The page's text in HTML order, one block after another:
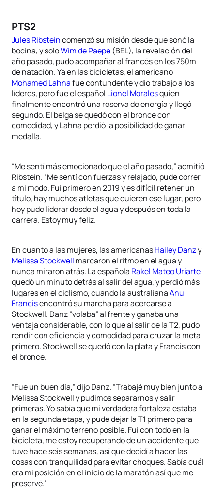
PTS2
Jules Ribsteincomenzó su misión desde que sonó la
bocina, y soloWim de Paepe (BEL), la revelación del
año pasado, pudo acompañar al francés en los 750m
de natación. Ya en las bicicletas, el americano
Mohamed Lahnafue contundente y dio trabajo a los
líderes, pero fue el español Lionel Moralesquien
finalmente encontró una reserva de energía y llegó
segundo. El belga se quedó con el bronce con
comodidad, y Lahna perdió la posibilidad de ganar
medalla.
“Me sentí más emocionado que el año pasado,” admitió
Ribstein. “Me sentí con fuerzas y relajado, pude correr
a mi modo. Fui primero en 2019 y es difícil retener un
título, hay muchos atletas que quieren ese lugar, pero
hoy pude liderar desde el agua y después en toda la
carrera. Estoy muy feliz.
En cuanto a las mujeres, las americanasHailey Danzy
Melissa Stockwell marcaron el ritmo en el agua y
nunca miraron atrás. La española Rakel Mateo Uriarte
quedó un minuto detrás al salir del agua, y perdió más
lugares en el ciclismo, cuando la australianaAnu
Francisencontró su marcha para acercarse a
Stockwell. Danz “volaba” al frente y ganaba una
ventaja considerable, con lo que al salir de la T2, pudo
rendir con eficiencia y comodidad para cruzar la meta
primero. Stockwell se quedó con la plata y Francis con
el bronce.
“Fue un buen día,” dijo Danz. “Trabajé muy bien junto a
Melissa Stockwell y pudimos separarnos y salir
primeras. Yo sabía que mi verdadera fortaleza estaba
en la segunda etapa, y pude dejar la T1 primero para
ganar el máximo terreno posible. Fui con todo en la
bicicleta, me estoy recuperando de un accidente que
tuve hace seis semanas, así que decidí a hacer las
cosas con tranquilidad para evitar choques. Sabía cuál
era mi posición en el inicio de la maratón así que me
preservé.”